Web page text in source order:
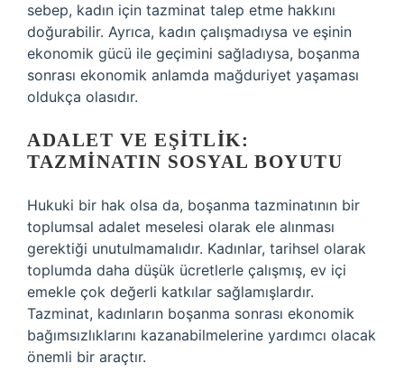
sebep, kadın için tazminat talep etme hakkını
doğurabilir. Ayrıca, kadın çalışmadıysa ve eşinin
ekonomik gücü ile geçimini sağladıysa, boşanma
sonrası ekonomik anlamda mağduriyet yaşaması
oldukça olasıdır.
ADALET VE EŞITLIK:
TAZMINATIN SOSYAL BOYUTU
Hukuki bir hak olsa da, boşanma tazminatının bir
toplumsal adalet meselesi olarak ele alınması
gerektiği unutulmamalıdır. Kadınlar, tarihsel olarak
toplumda daha düşük ücretlerle çalışmış, ev içi
emekle çok değerli katkılar sağlamışlardır.
Tazminat, kadınların boşanma sonrası ekonomik
bağımsızlıklarını kazanabilmelerine yardımcı olacak
önemli bir araçtır.